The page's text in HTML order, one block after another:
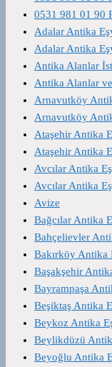
0531 981 01 90
Adalar Antika
Adalar Antika
Antika Alanlar
Antika Alanlar
Arnavutköy
Arnavutköy
Ataşehir Antika
Ataşehir Antika
Avcılar Antika
Avcılar Antika
Avize
Bağcılar Antika
Bahçelievler
Bakırköy Antika
Başakşehir
Bayrampaşa
Beşiktaş Antika
Beykoz Antika
Beylikdüzü
Beyoğlu Antika